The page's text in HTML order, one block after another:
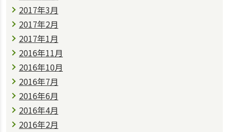
2017年3月
2017年2月
2017年1月
2016年11月
2016年10月
2016年7月
2016年6月
2016年4月
2016年2月